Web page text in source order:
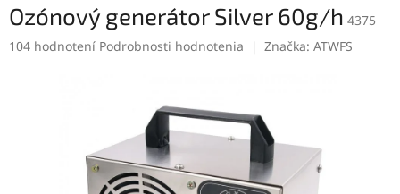
Ozónový generátor Silver 60g/h 4375
Priemerné
104 hodnotení Podrobnosti hodnotenia Značka: ATWFS